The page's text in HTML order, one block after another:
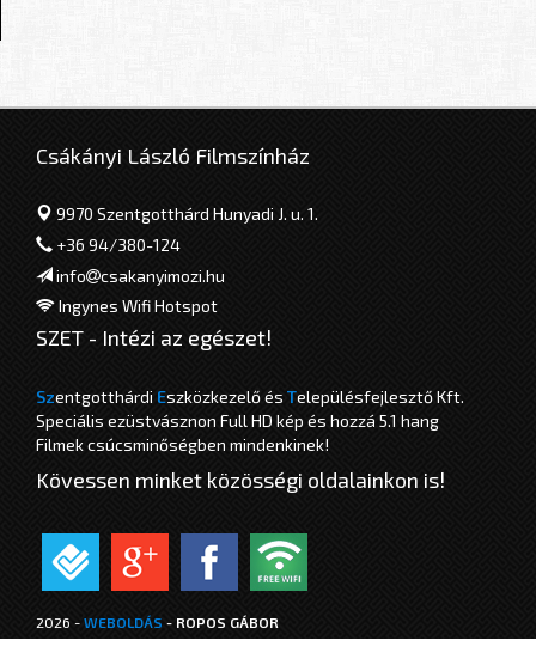
Csákányi László Filmszínház
9970 Szentgotthárd Hunyadi J. u. 1.
+36 94/380-124
info
csakanyimozi.hu
Ingynes Wifi Hotspot
SZET - Intézi az egészet!
Szentgotthárdi Eszközkezelő és Településfejlesztő Kft.
Speciális ezüstvásznon Full HD kép és hozzá 5.1 hang
Filmek csúcsminőségben mindenkinek!
Kövessen minket közösségi oldalainkon is!
2026 - WEBOLDÁS - ROPOS GÁBOR